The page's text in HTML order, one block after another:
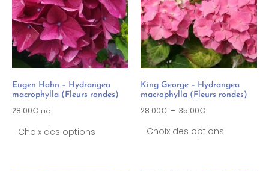
Eugen Hahn – Hydrangea
macrophylla (Fleurs rondes)
28.00€ TTC
Choix des options
King George – Hydrangea
macrophylla (Fleurs rondes)
28.00€ – 35.00€
Choix des options